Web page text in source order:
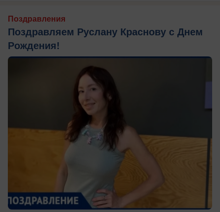
Поздравления
Поздравляем Руслану Краснову с Днем
Рождения!